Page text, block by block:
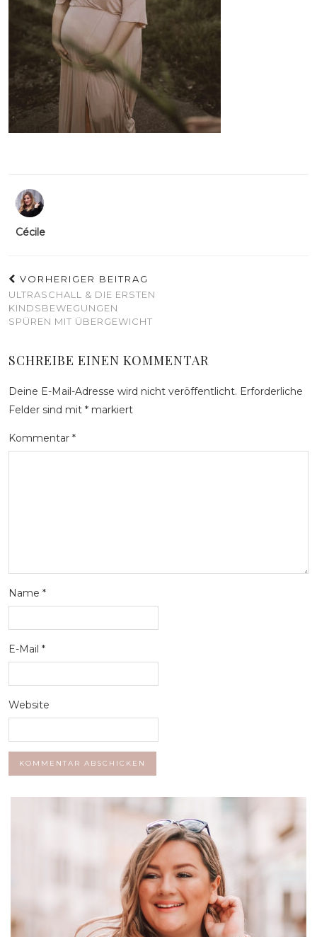
Cécile
VORHERIGER BEITRAG
ULTRASCHALL & DIE ERSTEN
KINDSBEWEGUNGEN
SPÜREN MIT ÜBERGEWICHT
SCHREIBE EINEN KOMMENTAR
Deine E-Mail-Adresse wird nicht veröffentlicht. Erforderliche
Felder sind mit * markiert
Kommentar *
Name *
E-Mail *
Website